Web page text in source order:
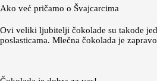
Ako već pričamo o Švajcarcima
Ovi veliki ljubitelji čokolade su takođe
poslasticama. Mlečna čokolada je